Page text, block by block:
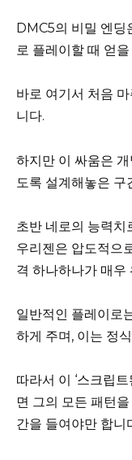
DMC5의 비밀 엔딩
로 플레이할 때 얻
바로 여기서 처음
니다.
하지만 이 싸움은
도록 설계해놓은 구
초반 네로의 능력
우리젠은 압도적으
격 하나하나가 매우
일반적인 플레이로
하게 주며, 이는 정
따라서 이 ‘스크립
면 그의 모든 패턴
간을 들여야만 합니